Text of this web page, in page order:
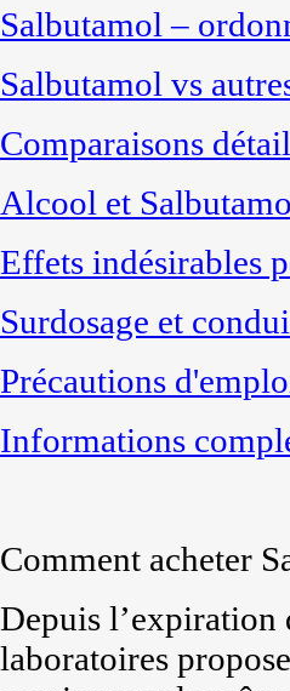
Salbutamol –
Salbutamol vs
Comparaisons
Alcool et
Effets indésirables
Surdosage et
Précautions
Informations
Comment acheter
Depuis l’expiration
laboratoires